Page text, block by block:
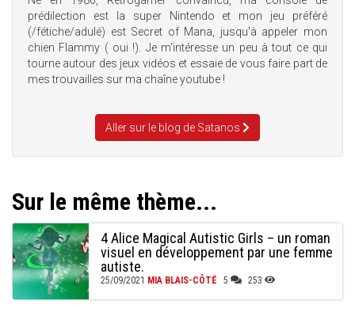
prédilection est la super Nintendo et mon jeu préféré
(/fétiche/adulé) est Secret of Mana, jusqu'à appeler mon
chien Flammy ( oui !). Je m'intéresse un peu à tout ce qui
tourne autour des jeux vidéos et essaie de vous faire part de
mes trouvailles sur ma chaîne youtube !
Aller sur le blog de Satanos
Sur le même thème...
4 Alice Magical Autistic Girls – un roman
visuel en développement par une femme
autiste.
25/09/2021 MIA BLAIS-CÔTÉ 5 253